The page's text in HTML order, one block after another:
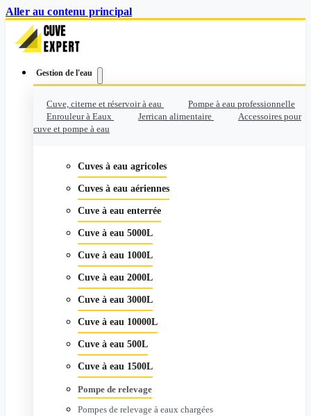
Aller au contenu principal
Gestion de l'eau
Cuve, citerne et réservoir à eau
Pompe à eau professionnelle
Enrouleur à Eaux
Jerrican alimentaire
Accessoires pour
cuve et pompe à eau
Cuves à eau agricoles
Cuves à eau aériennes
Cuve à eau enterrée
Cuve à eau 5000L
Cuve à eau 1000L
Cuve à eau 2000L
Cuve à eau 3000L
Cuve à eau 10000L
Cuve à eau 500L
Cuve à eau 1500L
Pompe de relevage
Pompes de relevage à eaux chargées